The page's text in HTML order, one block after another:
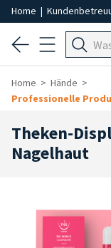
Home |
Home
Hände
Professionelle
Theken-
Nagelhaut